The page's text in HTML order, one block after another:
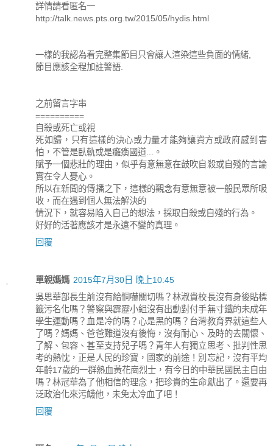
詳情請看匿名一
http://talk.news.pts.org.tw/2015/05/hydis.html
一樣的我認為看完整集節目只會讓人渲染這些負面的情緒,
節目應該全程加註警語.
之前留言字串
==========
自殺或死亡或視
死如歸，只有這樣的決心或力量才能夠讓資方或政府感到害
怕，不管是臥軌或是癱瘓國道...。
賦予一個悲壯的理由，似乎有意無意在鼓吹自殺或自殘的言論
實在令人憂心。
所以在新聞的傳播之下，這樣的觀念有意無意被一般民眾所吸
收，而在遇到個人無法解決的
情況下，就容易陷入自己的想法，採取自殺或自殘的行為。
好好的活著應該才是永遠不變的真理。
回覆
單親媽媽 2015年7月30日 晚上10:45
吳思華部長生前沒有給恫嚇關切嗎？林淑貴校長沒有身後貼標
籤污名化嗎？警察與霹靂小組沒有出動對付手無寸鐵的未成年
學生運動嗎？血是冷的嗎？心是黑的嗎？台灣教育界就這些人
了嗎？媽媽、爸爸難道沒有後悔，沒有耐心、及時的去關懷、
了解、包容、甚至支持兒子嗎？青年人有獨立思考、批判性思
考的熱忱，正是人民的珍寶，國家的前途！別忘記，沒有平均
年齡17歲的一群熱血黃花崗烈士，有今日的中華民國民主自由
嗎？林冠華為了他相信的理念，把珍貴的生命獻出了。還要再
泛政治化來污衊他，未免太冷血了吧！
回覆